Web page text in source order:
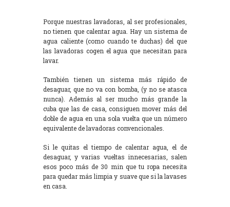
Porque nuestras lavadoras, al ser profesionales,
no tienen que calentar agua. Hay un sistema de
agua caliente (como cuando te duchas) del que
las lavadoras cogen el agua que necesitan para
lavar.
También tienen un sistema más rápido de
desaguar, que no va con bomba, (y no se atasca
nunca). Además al ser mucho más grande la
cuba que las de casa, consiguen mover más del
doble de agua en una sola vuelta que un número
equivalente de lavadoras convencionales.
Si le quitas el tiempo de calentar agua, el de
desaguar, y varias vueltas innecesarias, salen
esos poco más de 30 min que tu ropa necesita
para quedar más limpia y suave que si la lavases
en casa.